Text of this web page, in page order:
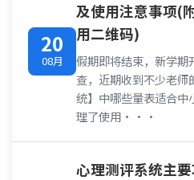
20
08月
及使用注意事项(
用二维码)
假期即将结束，新学期
查，近期收到不少老师
统】中哪些量表适合中
理了使用···
心理测评系统主